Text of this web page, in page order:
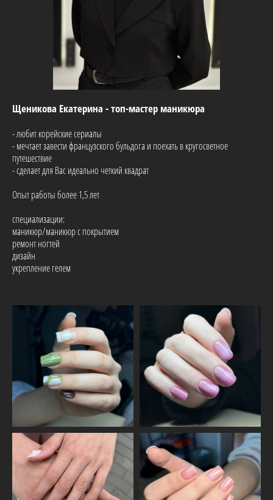
Щеникова Екатерина - топ-мастер маникюра
- любит корейские сериалы
- мечтает завести французского бульдога и поехать в кругосветное
путешествие
- сделает для Вас идеально четкий квадрат
Опыт работы более 1,5 лет
специализации:
маникюр/маникюр с покрытием
ремонт ногтей
дизайн
укрепление гелем